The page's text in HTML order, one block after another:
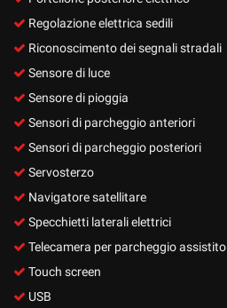
Regolazione elettrica sedili
Riconoscimento dei segnali stradali
Sensore di luce
Sensore di pioggia
Sensori di parcheggio anteriori
Sensori di parcheggio posteriori
Servosterzo
Navigatore satellitare
Specchietti laterali elettrici
Telecamera per parcheggio assistito
Touch screen
USB